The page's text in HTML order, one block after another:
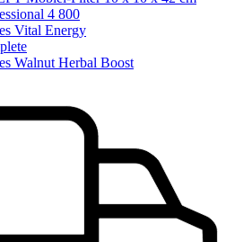
4 800
Vital Energy
Walnut Herbal Boost